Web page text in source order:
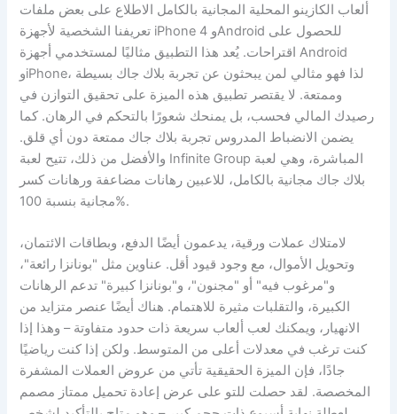
ألعاب الكازينو المحلية المجانية بالكامل الاطلاع على بعض ملفات
تعريفنا الشخصية لأجهزة iPhone 4 وAndroid للحصول على
اقتراحات. يُعد هذا التطبيق مثاليًا لمستخدمي أجهزة Android
وiPhone، لذا فهو مثالي لمن يبحثون عن تجربة بلاك جاك بسيطة
وممتعة. لا يقتصر تطبيق هذه الميزة على تحقيق التوازن في
رصيدك المالي فحسب، بل يمنحك شعورًا بالتحكم في الرهان. كما
يضمن الانضباط المدروس تجربة بلاك جاك ممتعة دون أي قلق.
والأفضل من ذلك، تتيح لعبة Infinite Group المباشرة، وهي لعبة
بلاك جاك مجانية بالكامل، للاعبين رهانات مضاعفة ورهانات كسر
مجانية بنسبة 100%.
لامتلاك عملات ورقية، يدعمون أيضًا الدفع، وبطاقات الائتمان،
وتحويل الأموال، مع وجود قيود أقل. عناوين مثل "بونانزا رائعة"،
و"مرغوب فيه" أو "مجنون"، و"بونانزا كبيرة" تدعم الرهانات
الكبيرة، والتقلبات مثيرة للاهتمام. هناك أيضًا عنصر متزايد من
الانهيار، ويمكنك لعب ألعاب سريعة ذات حدود متفاوتة – وهذا إذا
كنت ترغب في معدلات أعلى من المتوسط. ولكن إذا كنت رياضيًا
جادًا، فإن الميزة الحقيقية تأتي من عروض العملات المشفرة
المخصصة. لقد حصلت للتو على عرض إعادة تحميل ممتاز مصمم